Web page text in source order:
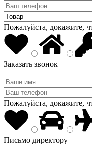
Пожалуйста, докажите,
Заказать звонок
Пожалуйста, докажите,
Письмо директору